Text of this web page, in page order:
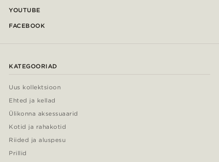
YOUTUBE
FACEBOOK
KATEGOORIAD
Uus kollektsioon
Ehted ja kellad
Ülikonna aksessuaarid
Kotid ja rahakotid
Riided ja aluspesu
Prillid